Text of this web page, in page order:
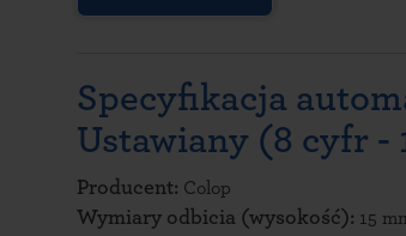
Specyfikacja
Ustawiany (8 cyfr -
Producent: Colop
Wymiary odbicia (wysokość): 15